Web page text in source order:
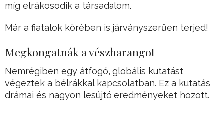
míg elrákosodik a társadalom.
Már a fiatalok körében is járványszerűen terjed!
Megkongatnák a vészharangot
Nemrégiben egy átfogó, globális kutatást
végeztek a bélrákkal kapcsolatban. Ez a kutatás
drámai és nagyon lesújtó eredményeket hozott.